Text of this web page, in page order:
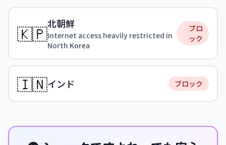
🇰🇵北朝鮮
Internet access heavily restricted in
North Korea
ブロ
ック
🇮🇳インド ブロック